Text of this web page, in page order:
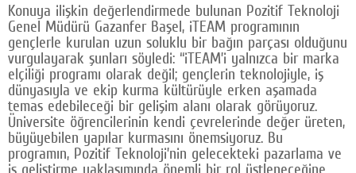
Konuya ilişkin değerlendirmede bulunan Pozitif Teknoloji
Genel Müdürü Gazanfer Başel, iTEAM programının
gençlerle kurulan uzun soluklu bir bağın parçası olduğunu
vurgulayarak şunları söyledi: “iTEAM’i yalnızca bir marka
elçiliği programı olarak değil; gençlerin teknolojiyle, iş
dünyasıyla ve ekip kurma kültürüyle erken aşamada
temas edebileceği bir gelişim alanı olarak görüyoruz.
Üniversite öğrencilerinin kendi çevrelerinde değer üreten,
büyüyebilen yapılar kurmasını önemsiyoruz. Bu
programın, Pozitif Teknoloji’nin gelecekteki pazarlama ve
iş geliştirme yaklaşımında önemli bir rol üstleneceğine